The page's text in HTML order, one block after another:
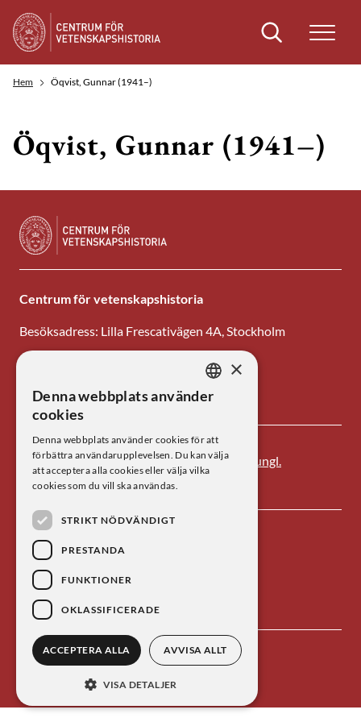
Sök
Hem Öqvist, Gunnar (1941–)
Öqvist, Gunnar (1941–)
Centrum för vetenskapshistoria
Besöksadress: Lilla Frescativägen 4A, Stockholm
E-post: centrum@kva.se
Kontakta oss Personuppgiftsbehandling
Centrum för vetenskapshistoria är ett av
Kungl.
Vetenskapsakademien
s forskningsinstitut.
SWEDISH
×
Denna webbplats använder
cookies
Denna webbplats använder cookies för att
förbättra användarupplevelsen. Du kan välja
att acceptera alla cookies eller välja vilka
cookies som du vill ska användas.
STRIKT NÖDVÄNDIGT
PRESTANDA
FUNKTIONER
OKLASSIFICERADE
ACCEPTERA ALLA AVVISA ALLT
VISA DETALJER